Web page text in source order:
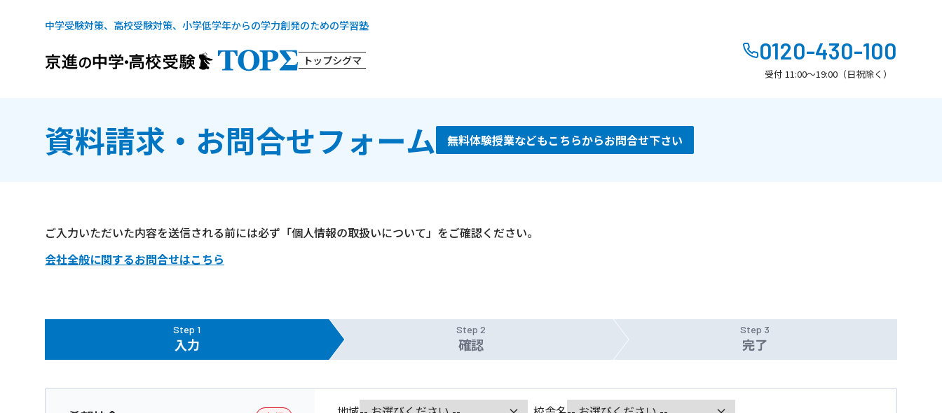
中学受験対策、高校受験対策、小学低学年からの学力創発のための学習塾
トップシグマ 0120-430-100
受付 11:00～19:00（日祝除く）
資料請求・お問合せフォーム 無料体験授業などもこちらからお問合せ下さい
ご入力いただいた内容を送信される前には必ず「個人情報の取扱いについて」をご確認ください。
会社全般に関するお問合せはこちら
Step 1
入力
Step 2
確認
Step 3
完了